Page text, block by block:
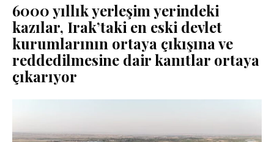
6000 yıllık yerleşim yerindeki
kazılar, Irak’taki en eski devlet
kurumlarının ortaya çıkışına ve
reddedilmesine dair kanıtlar ortaya
çıkarıyor